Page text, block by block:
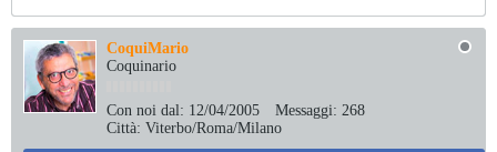
CoquiMario
Coquinario
Con noi dal: 12/04/2005 Messaggi: 268
Città: Viterbo/Roma/Milano